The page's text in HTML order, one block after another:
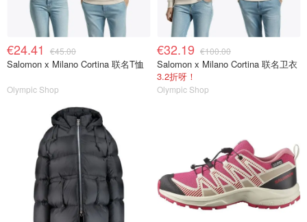
€24.41 €45.00
Salomon x Milano Cortina 联名T恤
Olympic Shop
€32.19 €100.00
Salomon x Milano Cortina 联名卫衣
3.2折呀！
Olympic Shop